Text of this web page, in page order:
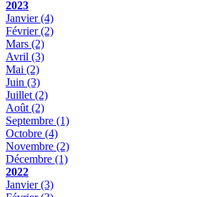
2023
Janvier(4)
Février(2)
Mars (2)
Avril (3)
Mai (2)
Juin (3)
Juillet(2)
Août(2)
Septembre (1)
Octobre (4)
Novembre (2)
Décembre (1)
2022
Janvier(3)